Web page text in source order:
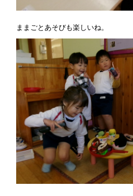
ままごとあそびも楽しいね。